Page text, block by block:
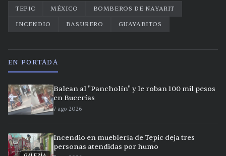
TEPIC MÉXICO
BOMBEROS DE NAYARIT
INCENDIO
BASURERO GUAYABITOS
EN PORTADA
Balean al "Pancholín" y le roban 100 mil pesos
en Bucerías
7 ago 2026
Incendio en mueblería de Tepic deja tres
personas atendidas por humo